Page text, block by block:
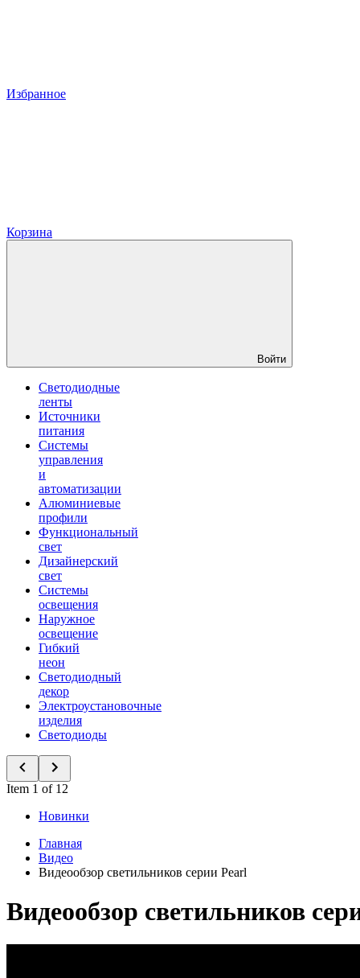
Избранное
Корзина
Войти
Светодиодные
ленты
Источники
питания
Системы
управления
и
автоматизации
Алюминиевые
профили
Функциональный
свет
Дизайнерский
свет
Системы
освещения
Наружное
освещение
Гибкий
неон
Светодиодный
декор
Электроустановочные
изделия
Светодиоды
Item 1 of 12
Новинки
Главная
Видео
Видеообзор светильников серии Pearl
Видеообзор светильников